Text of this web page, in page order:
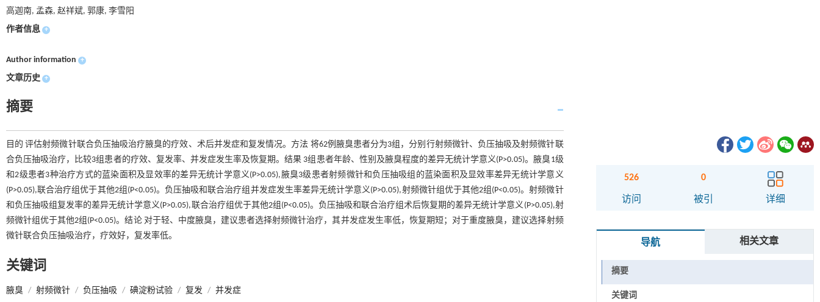
高迦南, 孟森, 赵祥斌, 郭康, 李雪阳
作者信息 +
Author information +
文章历史 +
摘要
目的 评估射频微针联合负压抽吸治疗腋臭的疗效、术后并发症和复发情况。方法 将62例腋臭患者分为3组，分别行射频微针、负压抽吸及射频微针联
合负压抽吸治疗，比较3组患者的疗效、复发率、并发症发生率及恢复期。结果 3组患者年龄、性别及腋臭程度的差异无统计学意义(P>0.05)。腋臭1级
和2级患者3种治疗方式的蓝染面积及显效率的差异无统计学意义(P>0.05),腋臭3级患者射频微针和负压抽吸组的蓝染面积及显效率差异无统计学意义
(P>0.05),联合治疗组优于其他2组(P<0.05)。负压抽吸和联合治疗组并发症发生率差异无统计学意义(P>0.05),射频微针组优于其他2组(P<0.05)。射频微针
和负压抽吸组复发率的差异无统计学意义(P>0.05),联合治疗组优于其他2组(P<0.05)。负压抽吸和联合治疗组术后恢复期的差异无统计学意义(P>0.05),射
频微针组优于其他2组(P<0.05)。结论 对于轻、中度腋臭，建议患者选择射频微针治疗，其并发症发生率低，恢复期短；对于重度腋臭，建议选择射频
微针联合负压抽吸治疗，疗效好，复发率低。
关键词
腋臭 / 射频微针 / 负压抽吸 / 碘淀粉试验 / 复发 / 并发症
526
访问
0
被引 详细
导航 相关文章
摘要
关键词